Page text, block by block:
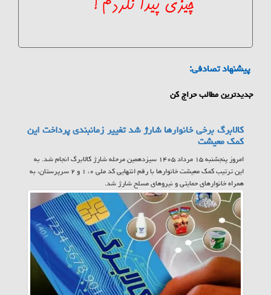
پیشنهاد تصادفی:
جدیدترین مطالب حراج کن
کالابرگ برخی خانوارها شارژ شد تغییر زمانبندی پرداخت این
کمک معیشت
امروز پنجشنبه ۱۵ مرداد ۱۴۰۵ سیزدهمین مرحله شارژ کالابرگ انجام شد. به
این ترتیب کمک معیشت خانوارها با رقم انتهایی کد ملی ۰، ۱ و ۲ سرپرستان، به
همراه خانوارهای حمایتی و نیروهای مسلح شارژ شد.